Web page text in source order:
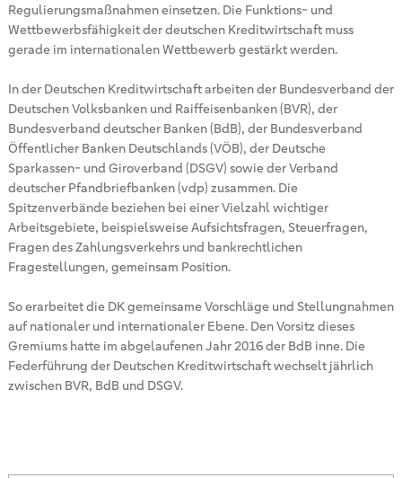
Regulierungsmaßnahmen einsetzen. Die Funktions- und
Wettbewerbsfähigkeit der deutschen Kreditwirtschaft muss
gerade im internationalen Wettbewerb gestärkt werden.
In der Deutschen Kreditwirtschaft arbeiten der Bundesverband der
Deutschen Volksbanken und Raiffeisenbanken (BVR), der
Bundesverband deutscher Banken (BdB), der Bundesverband
Öffentlicher Banken Deutschlands (VÖB), der Deutsche
Sparkassen- und Giroverband (DSGV) sowie der Verband
deutscher Pfandbriefbanken (vdp) zusammen. Die
Spitzenverbände beziehen bei einer Vielzahl wichtiger
Arbeitsgebiete, beispielsweise Aufsichtsfragen, Steuerfragen,
Fragen des Zahlungsverkehrs und bankrechtlichen
Fragestellungen, gemeinsam Position.
So erarbeitet die DK gemeinsame Vorschläge und Stellungnahmen
auf nationaler und internationaler Ebene. Den Vorsitz dieses
Gremiums hatte im abgelaufenen Jahr 2016 der BdB inne. Die
Federführung der Deutschen Kreditwirtschaft wechselt jährlich
zwischen BVR, BdB und DSGV.